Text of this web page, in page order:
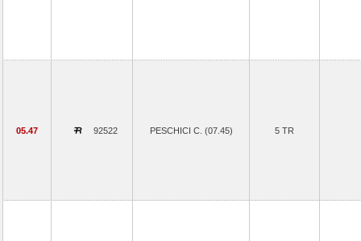
05.47 92522 PESCHICI C. (07.45) 5 TR